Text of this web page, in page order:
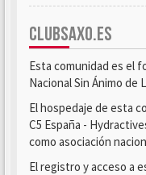
CLUBSAXO.ES
Esta comunidad es el
Nacional Sin Ánimo de
El hospedaje de esta
C5 España -
como asociación
El registro y acceso a